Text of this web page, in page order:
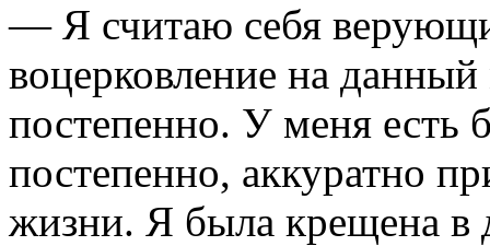
— Я считаю себя
воцерковление на
постепенно. У меня есть
постепенно, аккуратно
жизни. Я была крещена в